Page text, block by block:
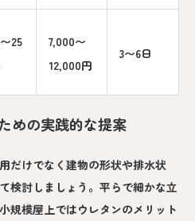
25
7,000〜
12,000円
3〜6日
めの実践的な提案
だけでなく建物の形状や排水状
検討しましょう。平らで細かな立
規模屋上ではウレタンのメリット